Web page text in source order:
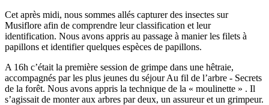
Cet après midi, nous sommes allés capturer des insectes sur
Musiflore afin de comprendre leur classification et leur
identification. Nous avons appris au passage à manier les filets à
papillons et identifier quelques espèces de papillons.
A 16h c’était la première session de grimpe dans une hêtraie,
accompagnés par les plus jeunes du séjour Au fil de l’arbre - Secrets
de la forêt. Nous avons appris la technique de la « moulinette » . Il
s’agissait de monter aux arbres par deux, un assureur et un grimpeur.